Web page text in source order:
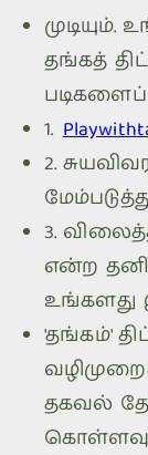
முடியும்.
தங்கத்
1.
2.
3.
என்ற
'தங்கம்'
தகவல்